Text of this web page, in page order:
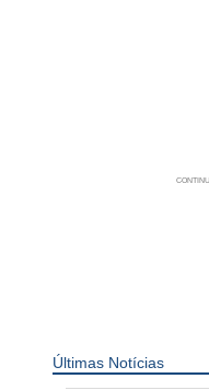
Últimas Notícias